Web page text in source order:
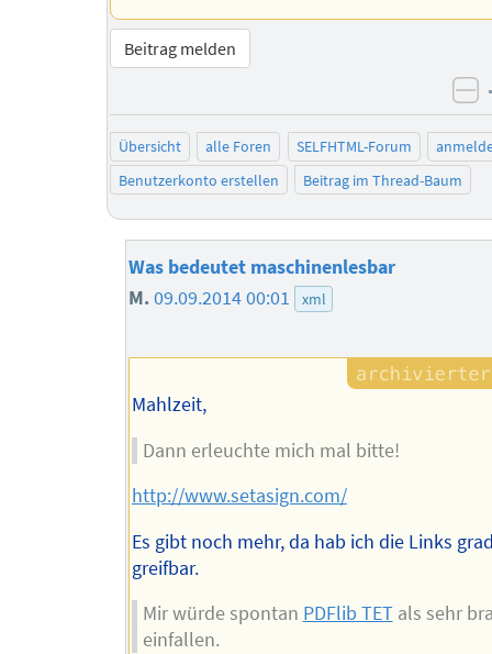
Beitrag melden
Übersicht alle Foren SELFHTML-Forum
Benutzerkonto erstellen
Beitrag im Thread-Baum
Was bedeutet maschinenlesbar
M.09.09.2014 00:01 xml
Mahlzeit,
Dann erleuchte mich mal bitte!
http://www.setasign.com/
Es gibt noch mehr, da hab ich die Links
greifbar.
Mir würde spontan PDFlib TETals sehr
einfallen.